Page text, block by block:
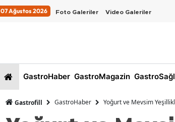
07 Ağustos 2026 Foto Galeriler Video Galeriler
GastroHaber GastroMagazin
Gastrofill GastroHaber Yoğurt ve Mevsim